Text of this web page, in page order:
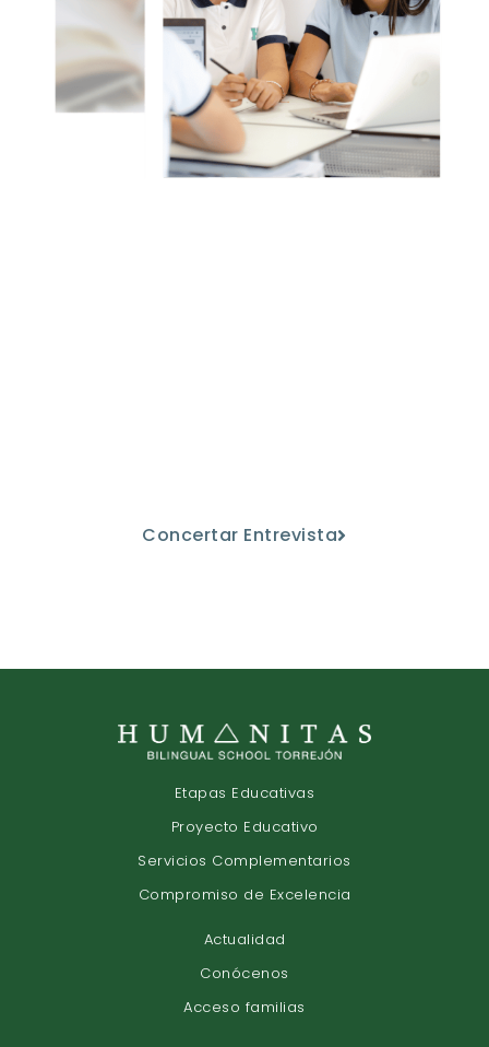
Concertar Entrevista
Etapas Educativas
Proyecto Educativo
Servicios Complementarios
Compromiso de Excelencia
Actualidad
Conócenos
Acceso familias